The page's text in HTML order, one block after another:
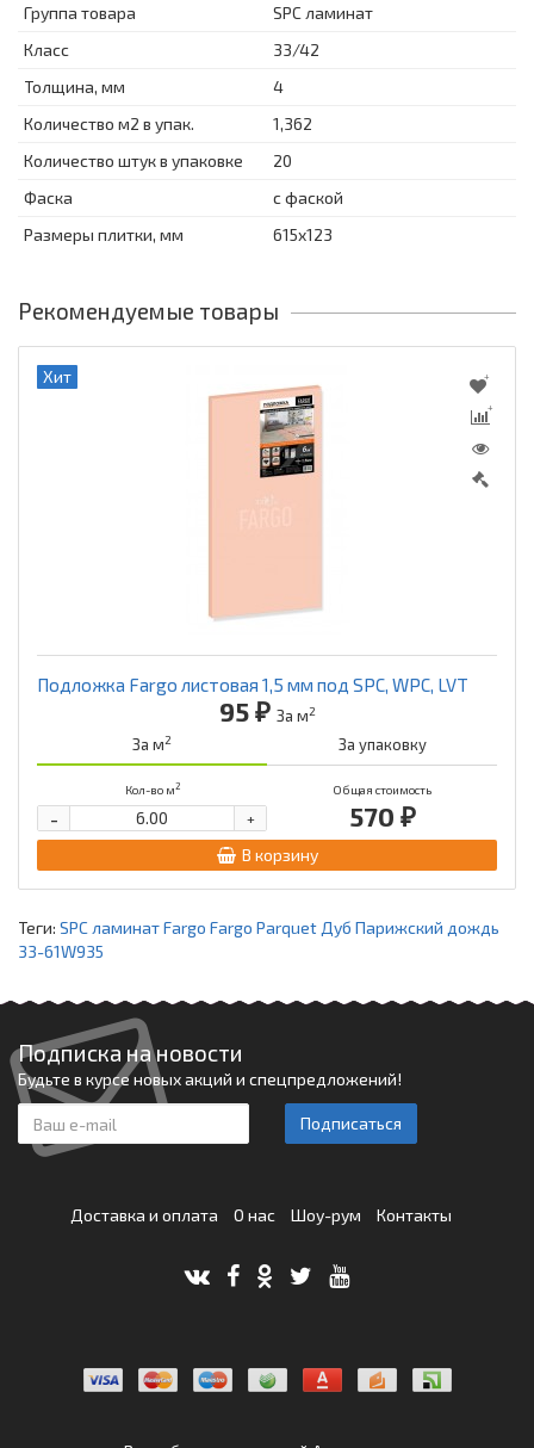
Группа товара
SPC ламинат
Класс
33/42
Толщина, мм
4
Количество м2 в упак.
1,362
Количество штук в упаковке
20
Фаска
с фаской
Размеры плитки, мм
615x123
Рекомендуемые товары
Хит
Подложка Fargo листовая 1,5 мм под SPC, WPC, LVT
95 ₽ За м2
За м2 За упаковку
Кол-во м2 Общая стоимость
570 ₽
+
-
В корзину
Теги: SPC ламинат Fargo Fargo Parquet Дуб Парижский дождь
33-61W935
Подписка на новости
Будьте в курсе новых акций и спецпредложений!
Подписаться
Доставка и оплата О нас Шоу-рум Контакты